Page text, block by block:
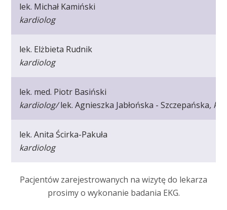
lek. Michał Kamiński
kardiolog
lek. Elżbieta Rudnik
kardiolog
lek. med. Piotr Basiński
kardiolog/lek. Agnieszka Jabłońska - Szczepańska,
lek. Anita Ścirka-Pakuła
kardiolog
Pacjentów zarejestrowanych na wizytę do lekarza
prosimy o wykonanie badania EKG.